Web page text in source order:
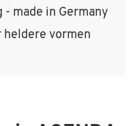
made in Germany
heldere vormen